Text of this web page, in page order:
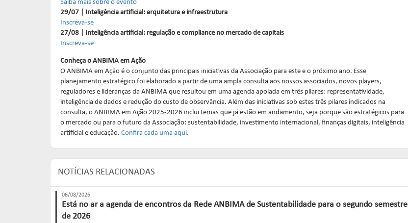
Saiba mais sobre o evento
29/07 | Inteligência artificial: arquitetura e infraestrutura
Inscreva-se
27/08 | Inteligência artificial: regulação e compliance no mercado de capitais
Inscreva-se
Conheça o ANBIMA em Ação
O ANBIMA em Ação é o conjunto das principais iniciativas da Associação para este e o próximo ano. Esse
planejamento estratégico foi elaborado a partir de uma ampla consulta aos nossos associados, novos players,
reguladores e lideranças da ANBIMA que resultou em uma agenda apoiada em três pilares: representatividade,
inteligência de dados e redução do custo de observância. Além das iniciativas sob estes três pilares indicados na
consulta, o ANBIMA em Ação 2025-2026 inclui temas que já estão em andamento, seja porque são estratégicos para
o mercado ou para o futuro da Associação: sustentabilidade, investimento internacional, finanças digitais, inteligência
artificial e educação. Confira cada uma aqui.
NOTÍCIAS RELACIONADAS
06/08/2026
Está no ar a agenda de encontros da Rede ANBIMA de Sustentabilidade para o segundo semestre
de 2026